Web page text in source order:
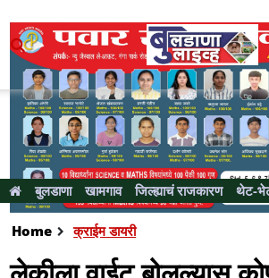
बुलडाणा खामगाव जिल्ह्याचं राजकारण थेट-
Home क्राईम डायरी